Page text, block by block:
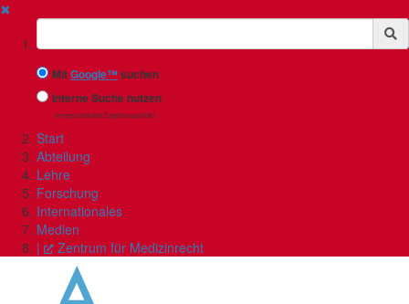
✖
Suchbegriff
MitGoogle™suchen
Interne Suche nutzen
(eingeschränkte Ergebnisqualität)
Start
Abteilung
Lehre
Forschung
Internationales
Medien
|
Zentrum für Medizinrecht